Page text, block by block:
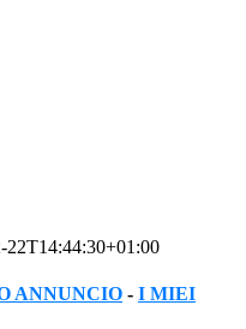
22T14:44:30+01:00
ANNUNCIO - I MIEI